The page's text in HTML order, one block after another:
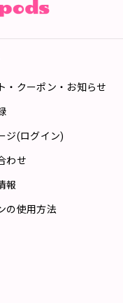
・クーポン・お知らせ
ジ(ログイン)
わせ
報
の使用方法